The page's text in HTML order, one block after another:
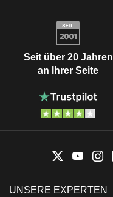
Seit über 20 Jahren
an Ihrer Seite
UNSERE EXPERTEN